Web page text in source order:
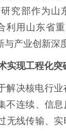
究部作为山
利用山东省
产业创新深
实现工程化突
解决核电行
连续、信息
无线传输、